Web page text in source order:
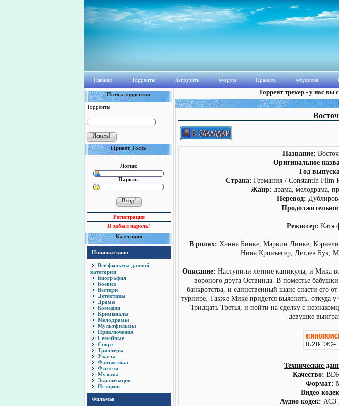
Главная Торренты Загрузить Форум Правила Флудилка
Поиск торрентов
Торренты
Привет, Гость
Логин:
Пароль:
Регистрация
Я забыл пароль!
Категории
Новинки кино
Все фильмы данной
категории
Биография
Боевик
Вестерн
Детективы
Драма
Комедии
Криминалы
Мелодрамы
Мультфильмы
Приключения
Семейные
Спорт
Триллеры
Ужасы
Фантастика
Фэнтези
Музыка
Экранизация
История
Фильмы
Торрент трекер - у нас вы
Название:
Оригинальное
Год
Страна: Германия / Constantin Film
Жанр: драма, мелодрама,
Перевод:
Режисcер: Катя
В ролях: Ханна Бинке, Марвин Линке,
Нина Кронъегер, Детлев Бук,
Описание: Наступили летние каникулы, и Мика
вороного друга Оствинда. В поместье
банкротства, и единственный шанс спасти его
турнире. Также Мике придется выяснить, откуда
Тридцать Третья, и пойти на сделку с
девушке
Технические
Качество:
Формат:
Видео
Аудио кодек: AC3